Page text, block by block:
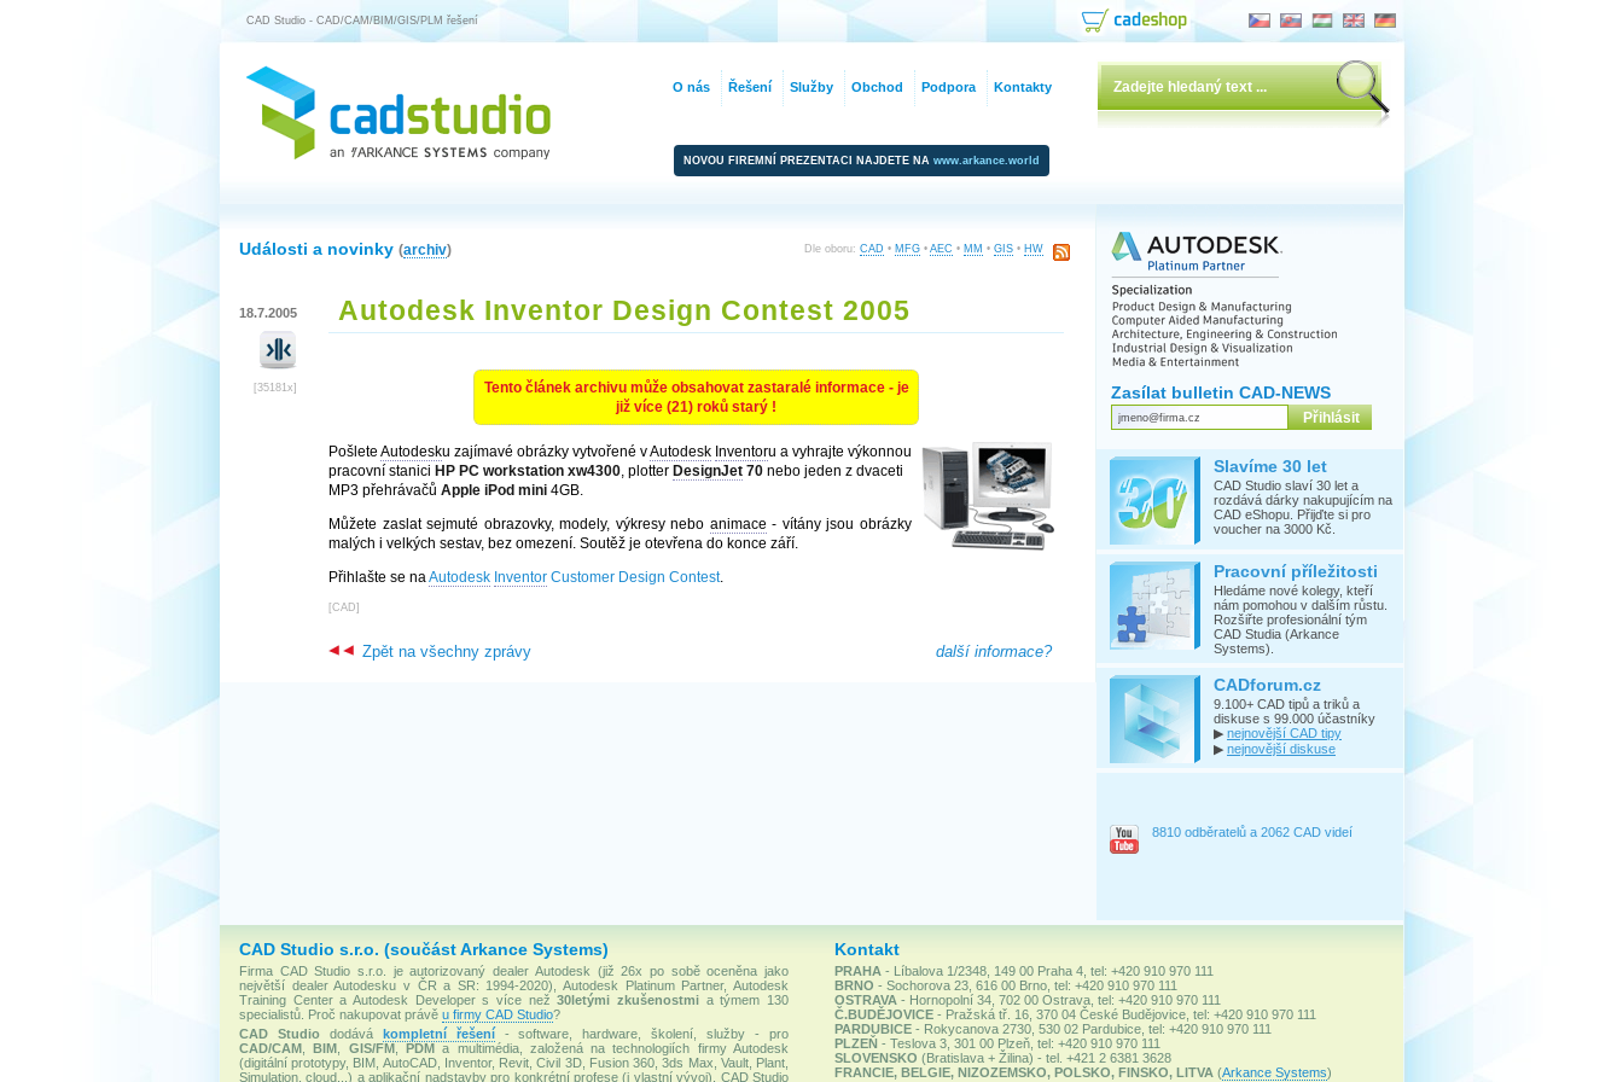
CAD Studio - CAD/CAM/BIM/GIS/PLM řešení
NOVOU FIREMNÍ PREZENTACI NAJDETE NA www.arkance.world
Dle oboru: CAD • MFG • AEC • MM • GIS • HW
Události a novinky (archiv)
18.7.2005
[35181x]
Autodesk Inventor Design Contest 2005
Tento článek archivu může obsahovat zastaralé informace - je
již více (21) roků starý !
Pošlete Autodesku zajímavé obrázky vytvořené vAutodesk Inventoru a vyhrajte výkonnou
pracovní stanici HP PC workstation xw4300, plotter DesignJet 70 nebo jeden z dvaceti
MP3 přehrávačů Apple iPod mini 4GB.
Můžete zaslat sejmuté obrazovky, modely, výkresy nebo animace - vítány jsou obrázky
malých i velkých sestav, bez omezení. Soutěž je otevřena do konce září.
Přihlašte se naAutodesk Inventor Customer Design Contest.
[CAD]
další informace?
Zpět na všechny zprávy
Zasílat bulletin CAD-NEWS
Slavíme 30 let
CAD Studio slaví 30 let a
rozdává dárky nakupujícím na
CAD eShopu. Přijďte si pro
voucher na 3000 Kč.
Pracovní příležitosti
Hledáme nové kolegy, kteří
nám pomohou v dalším růstu.
Rozšiřte profesionální tým
CAD Studia (Arkance
Systems).
CADforum.cz
9.100+ CAD tipů a triků a
diskuse s 99.000 účastníky
▶ nejnovější CAD tipy
▶ nejnovější diskuse
8810 odběratelů a 2062 CAD videí
CAD Studio s.r.o. (součást Arkance Systems)
Firma CAD Studio s.r.o. je autorizovaný dealer Autodesk (již 26x po sobě oceněna jako
největší dealer Autodesku v ČR a SR: 1994-2020), Autodesk Platinum Partner, Autodesk
Training Center a Autodesk Developer s více než30letými zkušenostmi a týmem 130
specialistů. Proč nakupovat právě u firmy CAD Studio?
CAD Studiododává kompletní řešení- software, hardware, školení, služby - pro
CAD/CAM ,BIM GIS/FM, PDMa multimédia, založená na technologiích firmy Autodesk
(digitální prototypy, BIM, AutoCAD, Inventor, Revit, Civil 3D, Fusion 360, 3ds Max, Vault, Plant,
Simulation, cloud...) a aplikační nadstavby pro konkrétní profese (i vlastní vývoj). CAD Studio
Kontakt
PRAHA - Líbalova 1/2348, 149 00 Praha 4, tel: +420 910 970 111
BRNO - Sochorova 23, 616 00 Brno, tel: +420 910 970 111
OSTRAVA - Hornopolní 34, 702 00 Ostrava, tel: +420 910 970 111
Č.BUDĚJOVICE- Pražská tř. 16, 370 04 České Budějovice, tel: +420 910 970 111
PARDUBICE- Rokycanova 2730, 530 02 Pardubice, tel: +420 910 970 111
PLZEŇ- Teslova 3, 301 00 Plzeň, tel: +420 910 970 111
SLOVENSKO (Bratislava + Žilina) - tel. +421 2 6381 3628
FRANCIE, BELGIE, NIZOZEMSKO, POLSKO, FINSKO, LITVA (Arkance Systems)
O nás Řešení Služby Obchod Podpora Kontakty